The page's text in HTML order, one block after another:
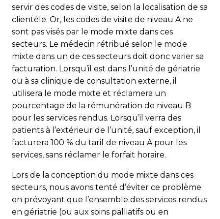
servir des codes de visite, selon la localisation de sa
clientèle. Or, les codes de visite de niveau A ne
sont pas visés par le mode mixte dans ces
secteurs. Le médecin rétribué selon le mode
mixte dans un de ces secteurs doit donc varier sa
facturation. Lorsqu’il est dans l’unité de gériatrie
ou à sa clinique de consultation externe, il
utilisera le mode mixte et réclamera un
pourcentage de la rémunération de niveau B
pour les services rendus. Lorsqu’il verra des
patients à l’extérieur de l’unité, sauf exception, il
facturera 100 % du tarif de niveau A pour les
services, sans réclamer le forfait horaire.
Lors de la conception du mode mixte dans ces
secteurs, nous avons tenté d’éviter ce problème
en prévoyant que l’ensemble des services rendus
en gériatrie (ou aux soins palliatifs ou en